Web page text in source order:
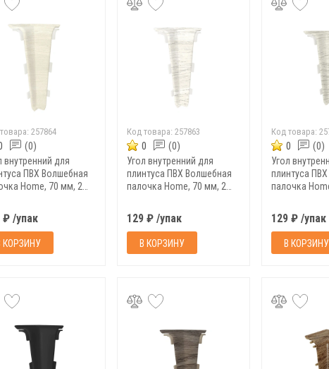
257864
(0)
внутренний для
ПВХ Волшебная
Home, 70 мм, 2
₽ /упак
КОРЗИНУ
Код товара:257863
0 (0)
Угол внутренний для
плинтуса ПВХ Волшебная
палочка Home, 70 мм, 2
129 ₽ /упак
В КОРЗИНУ
Код товара:
0 (0)
Угол
плинтуса
палочка
129 ₽ /упак
В КОРЗИНУ